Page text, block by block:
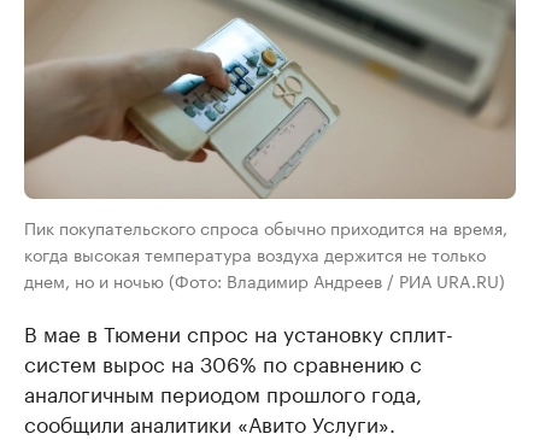
Пик покупательского спроса обычно приходится на время,
когда высокая температура воздуха держится не только
днем, но и ночью (Фото: Владимир Андреев / РИА URA.RU)
В мае в Тюмени спрос на установку сплит-
систем вырос на 306% по сравнению с
аналогичным периодом прошлого года,
сообщили аналитики «Авито Услуги».